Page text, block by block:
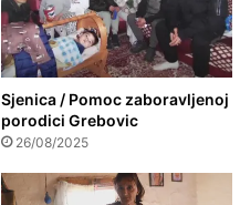
Sjenica / Pomoc zaboravljenoj
porodici Grebovic
26/08/2025